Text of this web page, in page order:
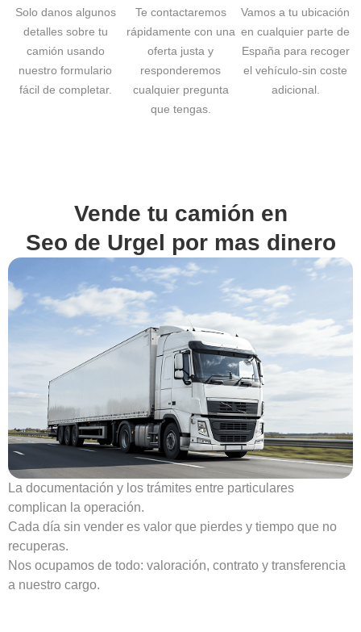
Solo danos algunos
detalles sobre tu
camión usando
nuestro formulario
fácil de completar.
Te contactaremos
rápidamente con una
oferta justa y
responderemos
cualquier pregunta
que tengas.
Vamos a tu ubicación
en cualquier parte de
España para recoger
el vehículo-sin coste
adicional.
Vende tu camión en
Seo de Urgel por mas dinero
La documentación y los trámites entre particulares
complican la operación.
Cada día sin vender es valor que pierdes y tiempo que no
recuperas.
Nos ocupamos de todo: valoración, contrato y transferencia
a nuestro cargo.